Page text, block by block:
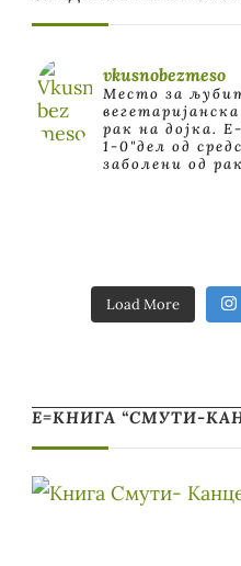
vkusnobezmeso
Место за
рак на дојка.
1-0"дел од
заболени од рак
Load More
Е=КНИГА “СМУТИ-